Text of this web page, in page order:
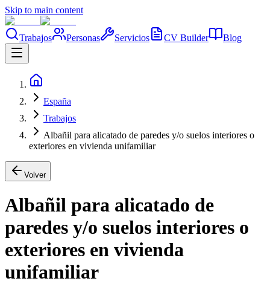
Skip to main content
Trabajos Personas Servicios CV Builder Blog
España
Trabajos
Albañil para alicatado de paredes y/o suelos interiores o
exteriores en vivienda unifamiliar
Volver
Albañil para alicatado de
paredes y/o suelos interiores o
exteriores en vivienda
unifamiliar